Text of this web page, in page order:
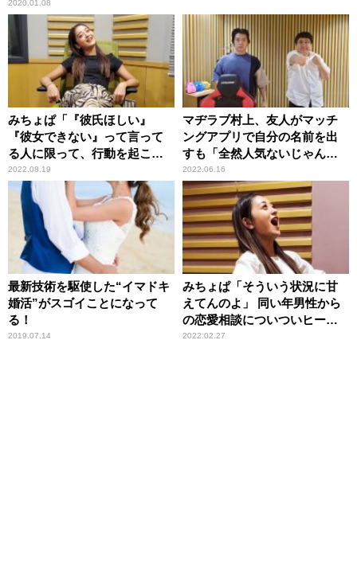
2020.01.08
みちょぱ「『彼氏ほしい』
『彼女できない』って言って
る人に限って、行動を起こさ
ないから……」 恋人を作り
たい男女に“みちょぱ流”アド
バイス
2022.08.19
マヂラブ村上、友人がマッチ
ングアプリで自分の名前を出
すも「全然人気ないじゃん
（笑）」
2022.06.16
最新技術を駆使した“イマドキ
婚活”がスゴイことになって
る！
2019.07.14
みちょぱ「そういう状況に甘
えてんのよ」 同い年男性から
の恋愛相談についついヒート
アップ
2022.02.27